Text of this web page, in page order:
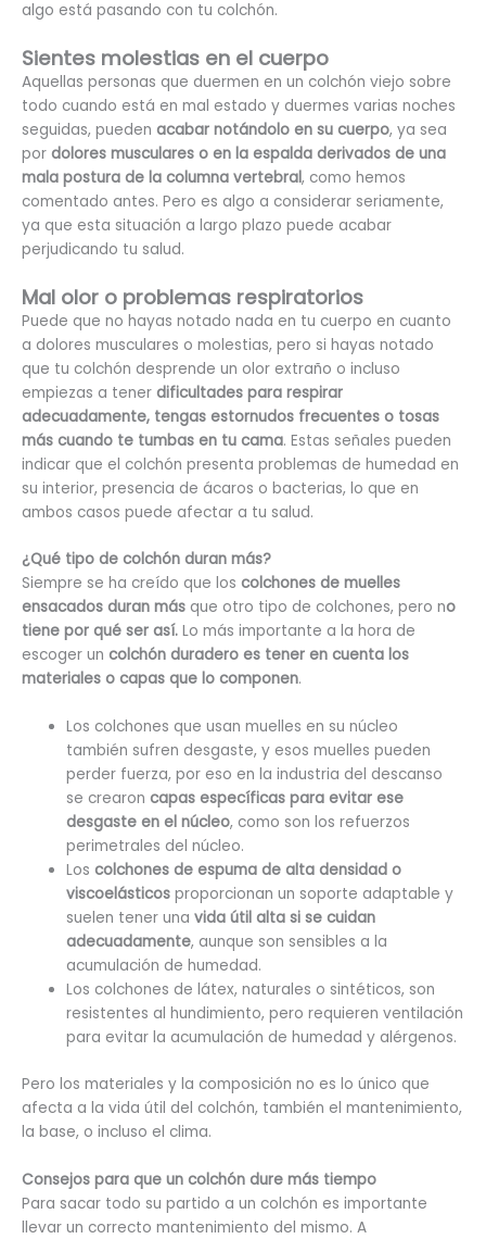
algo está pasando con tu colchón.
Sientes molestias en el cuerpo
Aquellas personas que duermen en un colchón viejo sobre
todo cuando está en mal estado y duermes varias noches
seguidas, pueden acabar notándolo en su cuerpo, ya sea
por dolores musculares o en la espalda derivados de una
mala postura de la columna vertebral, como hemos
comentado antes. Pero es algo a considerar seriamente,
ya que esta situación a largo plazo puede acabar
perjudicando tu salud.
Mal olor o problemas respiratorios
Puede que no hayas notado nada en tu cuerpo en cuanto
a dolores musculares o molestias, pero si hayas notado
que tu colchón desprende un olor extraño o incluso
empiezas a tener dificultades para respirar
adecuadamente, tengas estornudos frecuentes o tosas
más cuando te tumbas en tu cama. Estas señales pueden
indicar que el colchón presenta problemas de humedad en
su interior, presencia de ácaros o bacterias, lo que en
ambos casos puede afectar a tu salud.
¿Qué tipo de colchón duran más?
Siempre se ha creído que los colchones de muelles
ensacados duran más que otro tipo de colchones, pero no
tiene por qué ser así. Lo más importante a la hora de
escoger un colchón duradero es tener en cuenta los
materiales o capas que lo componen.
Los colchones que usan muelles en su núcleo
también sufren desgaste, y esos muelles pueden
perder fuerza, por eso en la industria del descanso
se crearoncapas específicas para evitar ese
desgaste en el núcleo, como son los refuerzos
perimetrales del núcleo.
Loscolchones de espuma de alta densidad o
viscoelásticos proporcionan un soporte adaptable y
suelen tener una vida útil alta si se cuidan
adecuadamente, aunque son sensibles a la
acumulación de humedad.
Los colchones de látex, naturales o sintéticos, son
resistentes al hundimiento, pero requieren ventilación
para evitar la acumulación de humedad y alérgenos.
Pero los materiales y la composición no es lo único que
afecta a la vida útil del colchón, también el mantenimiento,
la base, o incluso el clima.
Consejos para que un colchón dure más tiempo
Para sacar todo su partido a un colchón es importante
llevar un correcto mantenimiento del mismo. A